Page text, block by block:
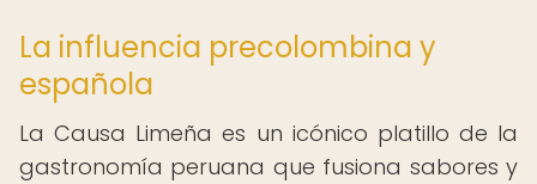
La influencia precolombina y
española
La Causa Limeña es un icónico platillo de la
gastronomía peruana que fusiona sabores y